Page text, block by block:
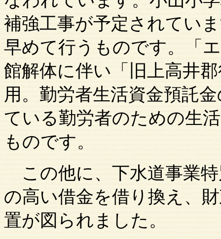
補強工事が予定されてい
早めて行うものです。「
館解体に伴い「旧上高井
用。勤労者生活資金預託
ている勤労者のための生
ものです。
この他に、下水道事業
の高い借金を借り換え、
置が図られました。